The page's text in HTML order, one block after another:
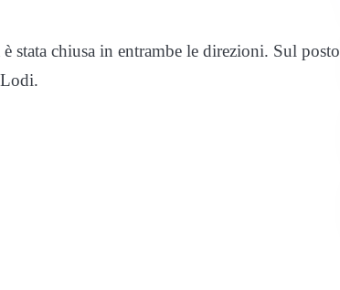
stata chiusa in entrambe le direzioni. Sul posto